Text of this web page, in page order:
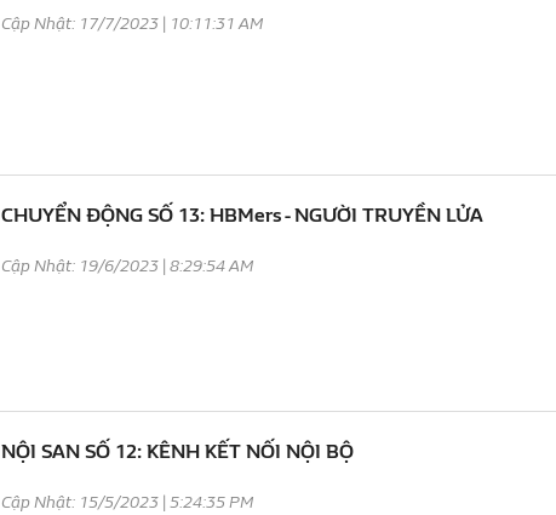
Cập Nhật: 17/7/2023 | 10:11:31 AM
CHUYỂN ĐỘNG SỐ 13: HBMers - NGƯỜI TRUYỀN LỬA
Cập Nhật: 19/6/2023 | 8:29:54 AM
NỘI SAN SỐ 12: KÊNH KẾT NỐI NỘI BỘ
Cập Nhật: 15/5/2023 | 5:24:35 PM